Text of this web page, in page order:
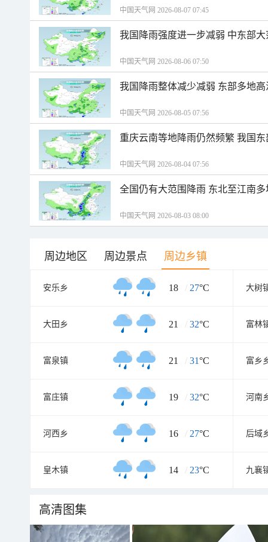
中国天气网 2026-08-07 07:45
我国降雨强度进一步减弱 中东部
中国天气网 2026-08-06 07:50
我国降雨整体减少减弱 东部多地
中国天气网 2026-08-05 07:56
重庆云南等地降雨仍然频繁 我国
中国天气网 2026-08-04 07:56
全国仍有大范围降雨 东北至江南
中国天气网 2026-08-03 08:00
周边地区 周边景点 周边乡镇
安乐乡 18 / 27°C 大树
大田乡 21 / 32°C 富林
富泉镇 21 / 31°C 富乡
富庄镇 19 / 32°C 河南
河西乡 16 / 27°C 后域
皇木镇 14 / 23°C 九襄
高清图集